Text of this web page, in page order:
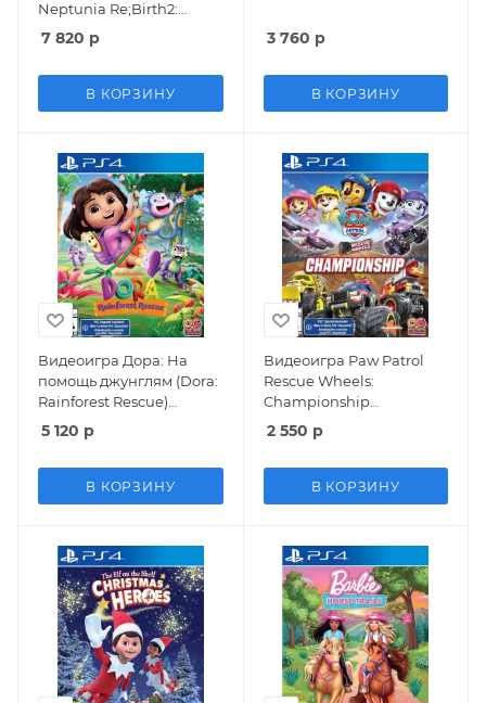
Neptunia Re;Birth2:
Sisters Generation (PS4)
7 820 р
В КОРЗИНУ
3 760 р
В КОРЗИНУ
Видеоигра Дора: На
помощь джунглям (Dora:
Rainforest Rescue)
(PS4/PS5)
5 120 р
В КОРЗИНУ
Видеоигра Paw Patrol
Rescue Wheels:
Championship
(Щенячий Патруль
Спасательные Колеса:
2 550 р
В КОРЗИНУ